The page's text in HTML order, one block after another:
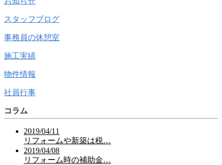
スタッフブログ
事務員の休憩室
施工実績
物件情報
社員行事
コラム
2019/04/11
リフォームや新築は税…
2019/04/08
リフォーム時の補助金…